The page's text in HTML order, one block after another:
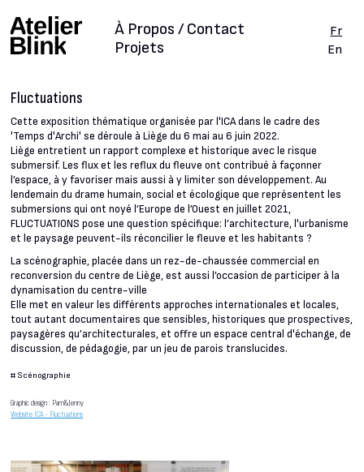
Projets
À Propos / Contact
Fr
En
Fluctuations
Cette exposition thématique organisée par l'ICA dans le cadre des
'Temps d'Archi' se déroule à Liège du 6 mai au 6 juin 2022.
Liège entretient un rapport complexe et historique avec le risque
submersif. Les flux et les reflux du fleuve ont contribué à façonner
l’espace, à y favoriser mais aussi à y limiter son développement. Au
lendemain du drame humain, social et écologique que représentent les
submersions qui ont noyé l’Europe de l’Ouest en juillet 2021,
FLUCTUATIONS pose une question spécifique: l’architecture, l'urbanisme
et le paysage peuvent-ils réconcilier le fleuve et les habitants ?
La scénographie, placée dans un rez-de-chaussée commercial en
reconversion du centre de Liège, est aussi l’occasion de participer à la
dynamisation du centre-ville
Elle met en valeur les différents approches internationales et locales,
tout autant documentaires que sensibles, historiques que prospectives,
paysagères qu’architecturales, et offre un espace central d'échange, de
discussion, de pédagogie, par un jeu de parois translucides.
# Scénographie
Graphic design : Pam&Jenny
Website ICA - Fluctuations